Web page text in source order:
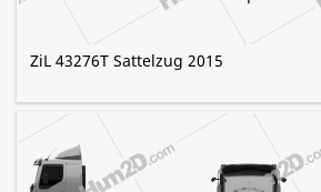
ZiL 43276T Sattelzug 2015